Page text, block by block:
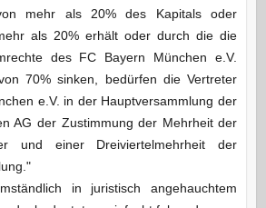
mehr als 20% des Kapitals oder
als 20% erhält oder durch die die
des FC Bayern München e.V.
70% sinken, bedürfen die Vertreter
e.V. in der Hauptversammlung der
AG der Zustimmung der Mehrheit der
und einer Dreiviertelmehrheit der
in juristisch angehauchtem